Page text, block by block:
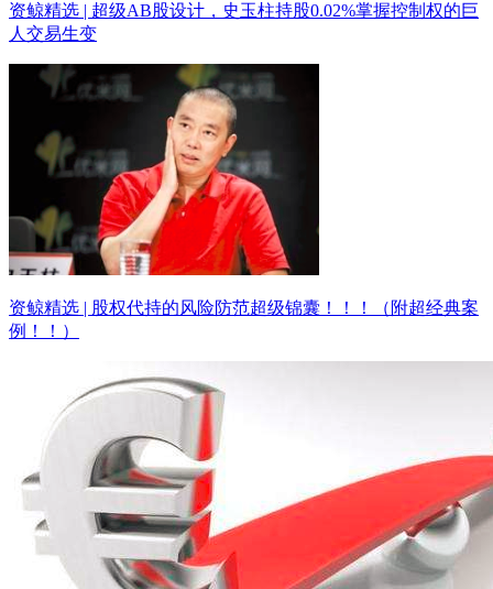
资鲸精选 | 超级AB股设计，史玉柱持股0.02%掌握控制权的巨
人交易生变
资鲸精选 | 股权代持的风险防范超级锦囊！！！（附超经典案
例！！）